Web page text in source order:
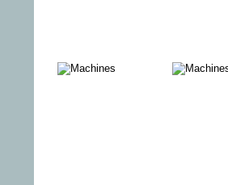
GARAGENVOLKTee mit